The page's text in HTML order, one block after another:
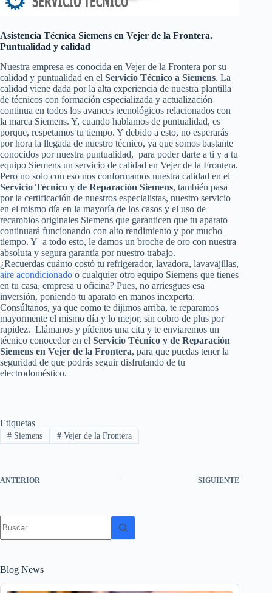
Asistencia Técnica Siemens en Vejer de la Frontera.
Puntualidad y calidad
Nuestra empresa es conocida en Vejer de la Frontera por su
calidad y puntualidad en el Servicio Técnico a Siemens. La
calidad viene dada por la alta experiencia de nuestra plantilla
de técnicos con formación especializada y actualización
continua en todos los avances tecnológicos relacionados con
la marca Siemens. Y, cuando hablamos de puntualidad, es
porque, respetamos tu tiempo. Y debido a esto, no esperarás
por hora la llegada de nuestro técnico, ya que somos bastante
conocidos por nuestra puntualidad, para poder darte a ti y a tu
equipo Siemens un servicio de calidad en Vejer de la Frontera.
Pero no solo con eso nos conformamos nuestra calidad en el
Servicio Técnico y de Reparación Siemens, también pasa
por la certificación de nuestros especialistas, nuestro servicio
en el mismo día en la mayoría de los casos y el uso de
recambios originales Siemens que garanticen que tu aparato
continuará funcionando con alto rendimiento y por mucho
tiempo. Y a todo esto, le damos un broche de oro con nuestra
absoluta y segura garantía por nuestro trabajo.
¿Recuerdas cuánto costó tu refrigerador, lavadora, lavavajillas,
aire acondicionado o cualquier otro equipo Siemens que tienes
en tu casa, empresa u oficina? Pues, no arriesgues esa
inversión, poniendo tu aparato en manos inexperta.
Consúltanos, ya que como te dijimos arriba, te reparamos
mayormente el mismo día y lo mejor, sin cobro de plus por
rapidez. Llámanos y pídenos una cita y te enviaremos un
técnico conocedor en el Servicio Técnico y de Reparación
Siemens en Vejer de la Frontera, para que puedas tener la
seguridad de que podrás seguir disfrutando de tu
electrodoméstico.
Etiquetas
#Siemens #Vejer de la Frontera
ANTERIOR SIGUIENTE
resultados
Blog News